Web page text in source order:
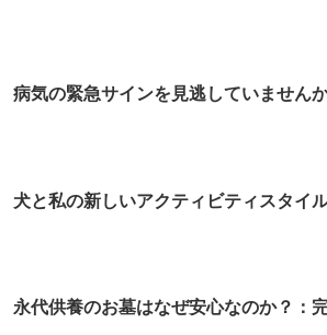
病気の緊急サインを見逃していません
犬と私の新しいアクティビティスタイ
永代供養のお墓はなぜ安心なのか？：